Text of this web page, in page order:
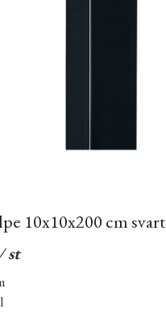
10x10x200 cm svart
st